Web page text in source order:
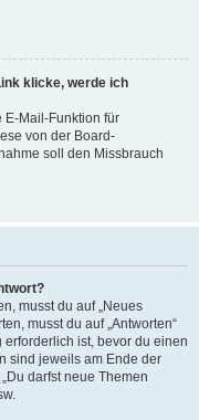
klicke, werde ich
E-Mail-Funktion für
von der Board-
soll den Missbrauch
musst du auf „Neues
musst du auf „Antworten“
ist, bevor du einen
sind jeweils am Ende der
darfst neue Themen